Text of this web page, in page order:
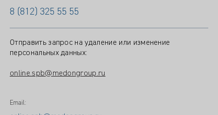
8 (812) 325 55 55
Отправить запрос на удаление или изменение
персональных данных:
online.spb@medongroup.ru
Email: